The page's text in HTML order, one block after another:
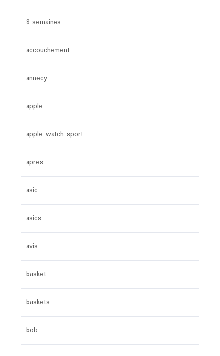
8 semaines
accouchement
annecy
apple
apple watch sport
apres
asic
asics
avis
basket
baskets
bob